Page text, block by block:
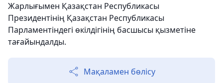
Жарлығымен Қазақстан Республикасы
Президентінің Қазақстан Республикасы
Парламентіндегі өкілдігінің басшысы қызметіне
тағайындалды.
Мақаламен бөлісу